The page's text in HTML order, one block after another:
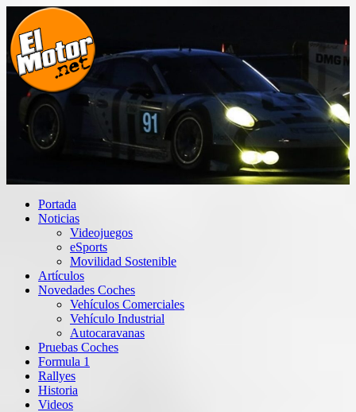
Saltar
contenido
El Motor punto Net
Información sobre novedades y pruebas de Automóviles
Portada
Noticias
Videojuegos
eSports
Movilidad Sostenible
Artículos
Novedades Coches
Vehículos Comerciales
Vehículo Industrial
Autocaravanas
Pruebas Coches
Formula 1
Rallyes
Historia
Videos